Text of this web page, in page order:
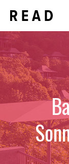
Inhalt
springen